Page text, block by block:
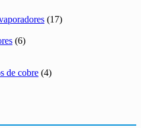
(17)
(6)
de cobre (4)